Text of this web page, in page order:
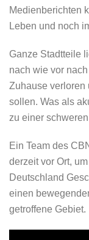
Medienberichten
Leben und noch
Ganze Stadtteile
nach wie vor
Zuhause verloren
sollen. Was als
zu einer
Ein Team des
derzeit vor Ort,
Deutschland
einen
getroffene Gebiet.